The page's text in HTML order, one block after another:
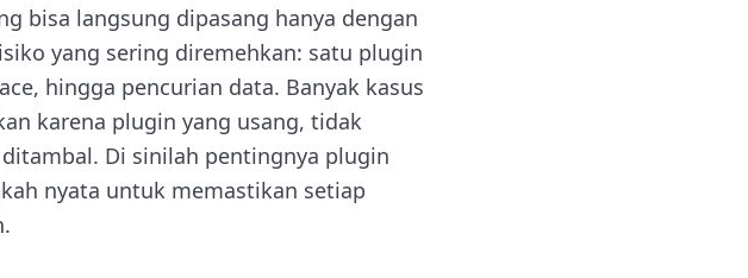
bisa langsung dipasang hanya dengan
yang sering diremehkan: satu plugin
hingga pencurian data. Banyak kasus
karena plugin yang usang, tidak
Di sinilah pentingnya plugin
nyata untuk memastikan setiap